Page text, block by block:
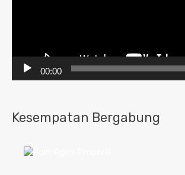
00:00
Kesempatan Bergabung